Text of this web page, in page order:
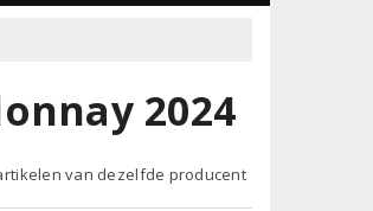
2024
van dezelfde producent